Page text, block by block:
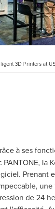
3D Printers at
à ses
la
Prenant
de 24